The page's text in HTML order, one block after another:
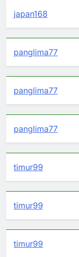
japan168
panglima77
panglima77
panglima77
timur99
timur99
timur99